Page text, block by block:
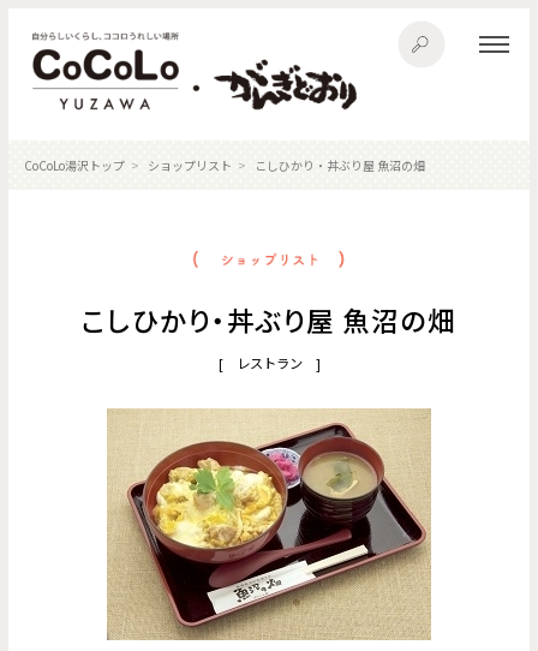
CoCoLo湯沢トップ ショップリスト こしひかり・丼ぶり屋 魚沼の畑
こしひかり・丼ぶり屋 魚沼の畑
[ レストラン ]